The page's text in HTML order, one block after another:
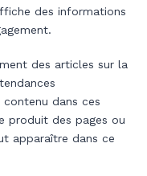
des informations
des articles sur la
dans ces
produit des pages ou
apparaître dans ce